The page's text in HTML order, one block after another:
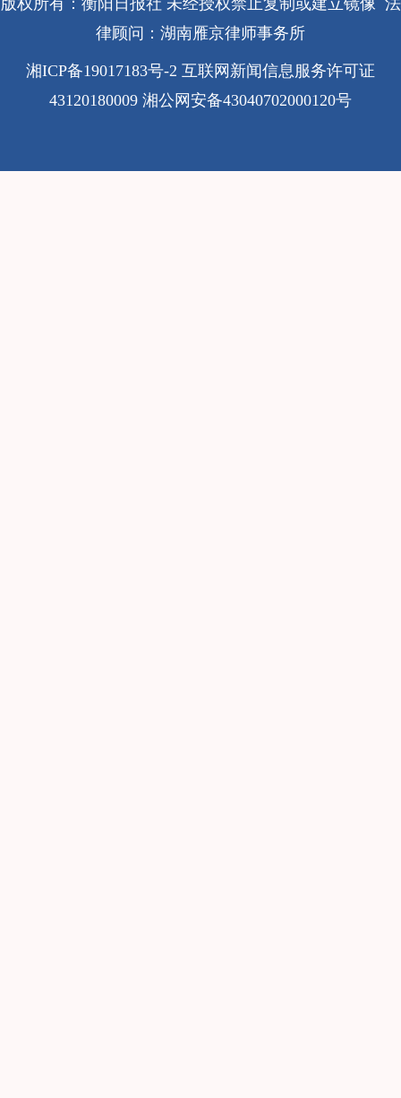
版权所有：衡阳日报社 未经授权禁止复制或建立镜像 法
律顾问：湖南雁京律师事务所
湘ICP备19017183号-2 互联网新闻信息服务许可证
43120180009 湘公网安备43040702000120号